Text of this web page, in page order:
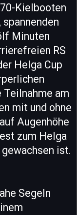
Kielbooten
Minuten
RS
Helga Cup
am
mit und ohne
Augenhöhe
zum Helga
ist.
Segeln